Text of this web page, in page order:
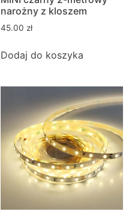
narożny z kloszem
45.00 zł
Dodaj do koszyka